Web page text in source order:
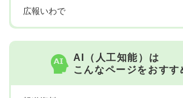
広報いわで
AI（人工知能）は
こんなページをおすす